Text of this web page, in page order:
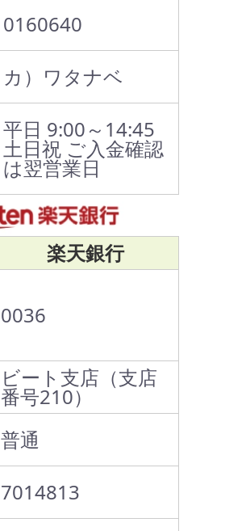
0160640
カ）ワタナベ
平日 9:00～14:45
土日祝 ご入金確認
は翌営業日
楽天銀行
0036
ビート支店（支店
番号210）
普通
7014813